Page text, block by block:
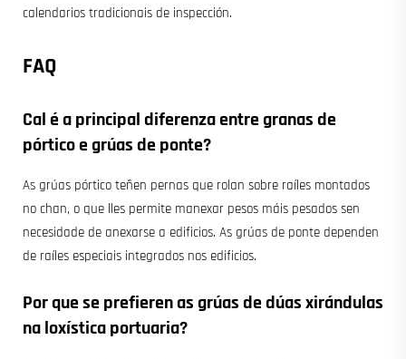
calendarios tradicionais de inspección.
FAQ
Cal é a principal diferenza entre granas de
pórticoe grúas de ponte?
As grúas pórtico teñen pernas que rolan sobre raíles montados
no chan, o que lles permite manexar pesos máis pesados sen
necesidade de anexarse a edificios. As grúas de ponte dependen
de raíles especiais integrados nos edificios.
Por que se prefieren as grúas de dúas xirándulas
na loxística portuaria?